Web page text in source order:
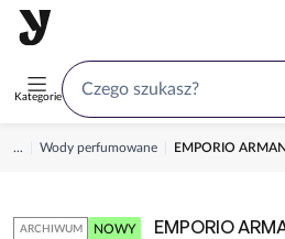
Kategorie
... Wody perfumowane EMPORIO
ARCHIWUM NOWY
EMPORIO